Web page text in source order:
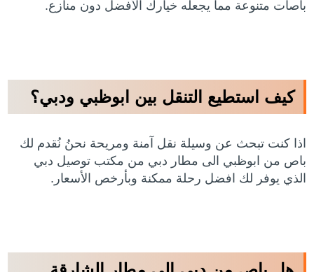
باصات متنوعة مما يجعله خيارك الأفضل دون منازع.
كيف استطيع التنقل بين ابوظبي ودبي؟
اذا كنت تبحث عن وسيلة نقل آمنة ومريحة نحنُ نُقدم لك
باص من ابوظبي الى مطار دبي من مكتب توصيل دبي
الذي يوفر لك افضل رحلة ممكنة وبأرخص الأسعار.